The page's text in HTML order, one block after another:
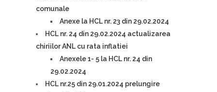
comunale
Anexe la HCL nr. 23 din 29.02.2024
HCL nr. 24 din 29.02.2024 actualizarea
chiriilor ANL cu rata inflatiei
Anexele 1- 5 la HCL nr. 24 din
29.02.2024
HCL nr.25 din 29.01.2024 prelungire